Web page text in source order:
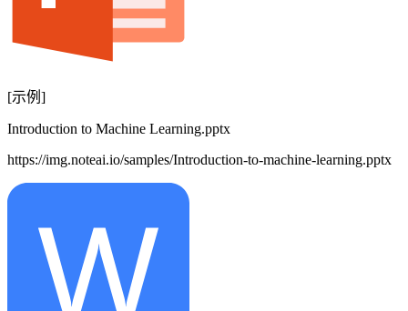
[示例]
Introduction to Machine Learning.pptx
https://img.noteai.io/samples/Introduction-to-machine-learning.pptx